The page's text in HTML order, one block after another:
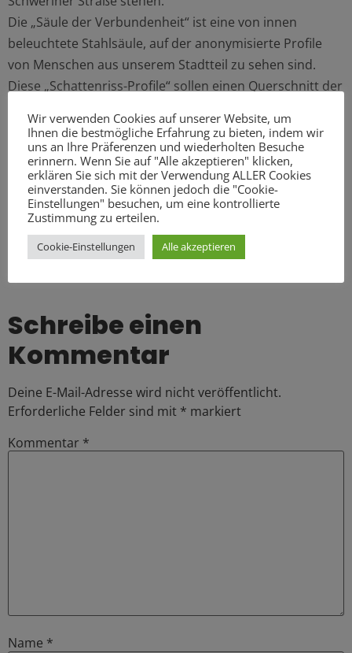
Die „Säule der Verbundenheit“ ist eine von innen
beleuchtete Stahlsäule, auf der anonymisierte Profile
von Menschen aus unserem Stadtteil zu sehen sind.
Diese „Schattenriss-Profile“ sollen einen Querschnitt der
Sitzen, Treffen und Zusammenkommen sein. Die Säule
soll somit ein Symbol sowie ein Ort für mehr
Miteinander sein. Weitere Informationen zur „Säule der
Verbundenheit“ finden Sie auf der Seitedes Künstlers.
Bild: Visualisierung/ Björn von Schlippe
Schreibe einen
Kommentar
Deine E-Mail-Adresse wird nicht veröffentlicht.
Erforderliche Felder sind mit * markiert
Kommentar *
Name *
Wir verwenden Cookies auf unserer Website, um
Ihnen die bestmögliche Erfahrung zu bieten, indem wir
uns an Ihre Präferenzen und wiederholten Besuche
erinnern. Wenn Sie auf "Alle akzeptieren" klicken,
erklären Sie sich mit der Verwendung ALLER Cookies
einverstanden. Sie können jedoch die "Cookie-
Einstellungen" besuchen, um eine kontrollierte
Zustimmung zu erteilen.
Cookie-Einstellungen Alle akzeptieren